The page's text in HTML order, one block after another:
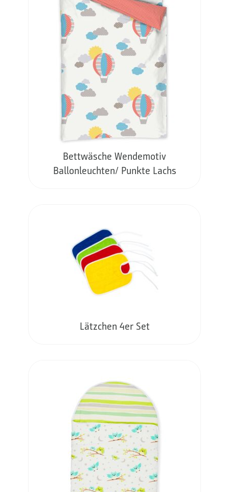
Bettwäsche Wendemotiv
Ballonleuchten/ Punkte Lachs
Lätzchen 4er Set